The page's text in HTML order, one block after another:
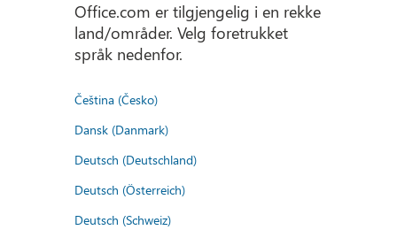
Office.com er tilgjengelig i en rekke
land/områder. Velg foretrukket
språk nedenfor.
Čeština (Česko)
Dansk (Danmark)
Deutsch (Deutschland)
Deutsch (Österreich)
Deutsch (Schweiz)